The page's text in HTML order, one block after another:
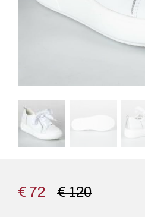
€ 120
€ 72